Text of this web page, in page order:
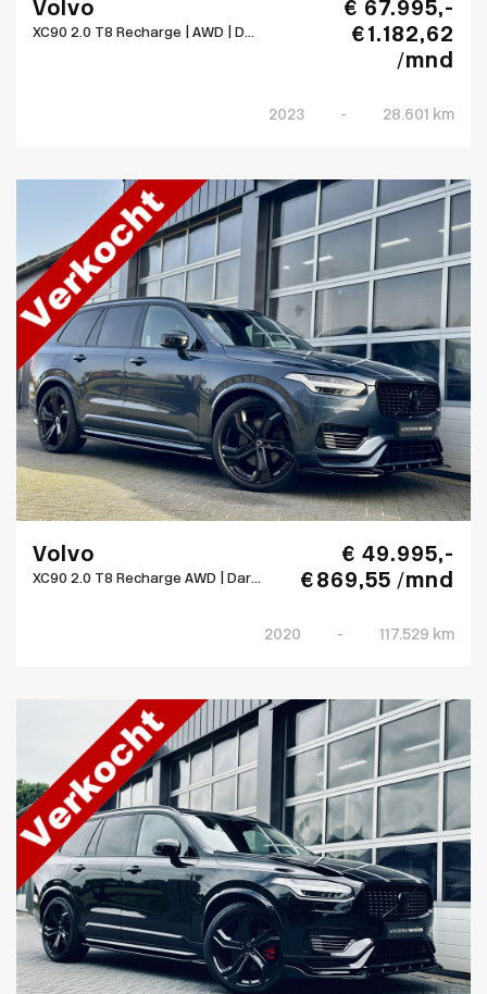
Volvo
XC90 2.0 T8 Recharge | AWD | D...
€ 67.995,-
€ 1.182,62
/mnd
2023 - 28.601 km
Volvo
XC90 2.0 T8 Recharge AWD | Dar...
€ 49.995,-
€ 869,55 /mnd
2020 - 117.529 km